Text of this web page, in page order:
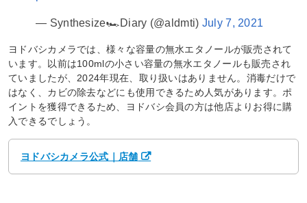
— Synthesize🏎Diary (@aldmti) July 7, 2021
ヨドバシカメラでは、様々な容量の無水エタノールが販売されて
います。以前は100mlの小さい容量の無水エタノールも販売され
ていましたが、2024年現在、取り扱いはありません。消毒だけで
はなく、カビの除去などにも使用できるため人気があります。ポ
イントを獲得できるため、ヨドバシ会員の方は他店よりお得に購
入できるでしょう。
ヨドバシカメラ公式｜店舗